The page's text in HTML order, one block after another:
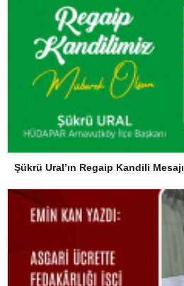
Şükrü Ural’ın Regaip Kandili Mesajı